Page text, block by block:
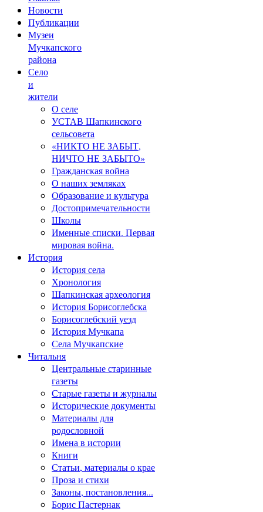
Новости
Публикации
Музеи
Мучкапского
района
Село
и
жители
О селе
УСТАВ Шапкинского
сельсовета
«НИКТО НЕ ЗАБЫТ,
НИЧТО НЕ ЗАБЫТО»
Гражданская война
О наших земляках
Образование и культура
Достопримечательности
Школы
Именные списки. Первая
мировая война.
История
История села
Хронология
Шапкинская археология
История Борисоглебска
Борисоглебский уезд
История Мучкапа
Села Мучкапские
Читальня
Центральные старинные
газеты
Старые газеты и журналы
Исторические документы
Материалы для
родословной
Имена в истории
Книги
Статьи, материалы о крае
Проза и стихи
Законы, постановления...
Борис Пастернак